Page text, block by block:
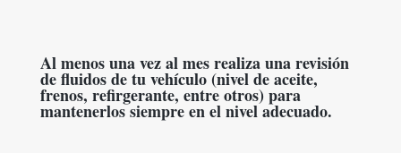
Al menos una vez al mes realiza una revisión
de fluidos de tu vehículo (nivel de aceite,
frenos, refirgerante, entre otros) para
mantenerlos siempre en el nivel adecuado.